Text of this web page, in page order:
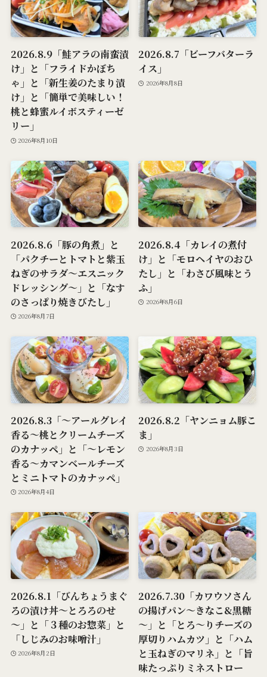
2026.8.9「鮭アラの南蛮漬
け」と「フライドかぼち
ゃ」と「新生姜のたまり漬
け」と「簡単で美味しい！
桃と蜂蜜ルイボスティーゼ
リー」
2026年8月10日
2026.8.7「ビーフバターラ
イス」
2026年8月8日
2026.8.6「豚の角煮」と
「パクチーとトマトと紫玉
ねぎのサラダ～エスニック
ドレッシング～」と「なす
のさっぱり焼きびたし」
2026年8月7日
2026.8.4「カレイの煮付
け」と「モロヘイヤのおひ
たし」と「わさび風味とう
ふ」
2026年8月6日
2026.8.3「～アールグレイ
香る～桃とクリームチーズ
のカナッペ」と「～レモン
香る～カマンベールチーズ
とミニトマトのカナッペ」
2026年8月4日
2026.8.2「ヤンニョム豚こ
ま」
2026年8月3日
2026.8.1「びんちょうまぐ
ろの漬け丼～とろろのせ
～」と「３種のお惣菜」と
「しじみのお味噌汁」
2026年8月2日
2026.7.30「カワウソさん
の揚げパン～きなこ&黒糖
～」と「とろ～りチーズの
厚切りハムカツ」と「ハム
と玉ねぎのマリネ」と「旨
味たっぷりミネストロー